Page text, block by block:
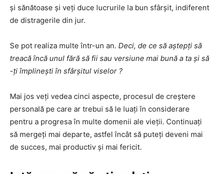
și sănătoase și veți duce lucrurile la bun sfârșit, indiferent
de distragerile din jur.
Se pot realiza multe într-un an. Deci, de ce să aștepți să
treacă încă unul fără să fii sau versiune mai bună a ta și să
-ți împlinești în sfârșitul viselor ?
Mai jos veți vedea cinci aspecte, procesul de creștere
personală pe care ar trebui să le luați în considerare
pentru a progresa în multe domenii ale vieții. Continuați
să mergeți mai departe, astfel încât să puteți deveni mai
de succes, mai productiv și mai fericit.